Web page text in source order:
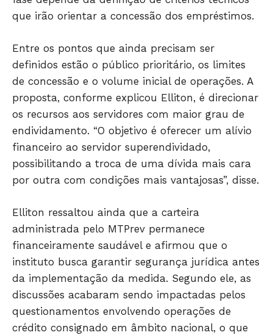
JUNTE-SE NO WHATSAPP
POLÍTICA
POLÍCIA
ESPORTES
ECONOMIA
OPINIÃO
GERAL
EDUCAÇÃO
que irão orientar a concessão dos empréstimos.
Entre os pontos que ainda precisam ser
definidos estão o público prioritário, os limites
de concessão e o volume inicial de operações. A
proposta, conforme explicou Elliton, é direcionar
os recursos aos servidores com maior grau de
endividamento. “O objetivo é oferecer um alívio
financeiro ao servidor superendividado,
possibilitando a troca de uma dívida mais cara
por outra com condições mais vantajosas”, disse.
Elliton ressaltou ainda que a carteira
administrada pelo MTPrev permanece
financeiramente saudável e afirmou que o
instituto busca garantir segurança jurídica antes
da implementação da medida. Segundo ele, as
discussões acabaram sendo impactadas pelos
questionamentos envolvendo operações de
crédito consignado em âmbito nacional, o que